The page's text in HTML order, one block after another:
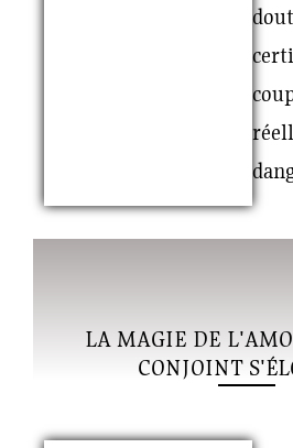
LA MAGIE DE
CONJOINT